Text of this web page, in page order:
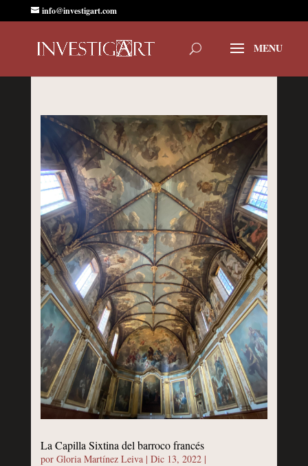
info@investigart.com
La Capilla Sixtina del barroco francés
por Gloria Martínez Leiva| Dic 13, 2022|